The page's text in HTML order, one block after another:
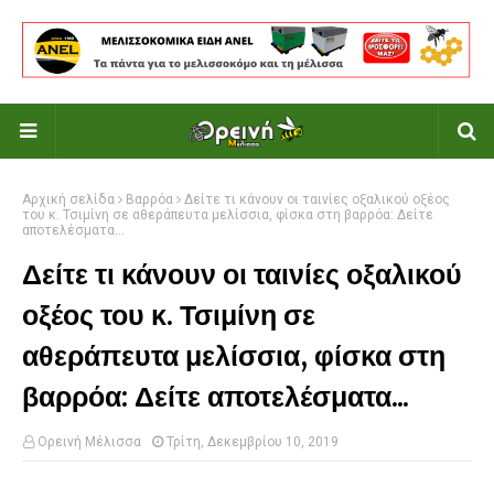
Αρχική σελίδα Βαρρόα
Δείτε τι κάνουν οι ταινίες οξαλικού οξέος
του κ. Τσιμίνη σε αθεράπευτα μελίσσια, φίσκα στη βαρρόα: Δείτε
αποτελέσματα...
Δείτε τι κάνουν οι ταινίες οξαλικού
οξέος του κ. Τσιμίνη σε
αθεράπευτα μελίσσια, φίσκα στη
βαρρόα: Δείτε αποτελέσματα...
Ορεινή Μέλισσα Τρίτη, Δεκεμβρίου 10, 2019